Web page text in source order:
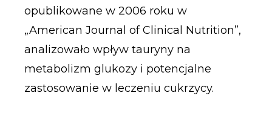
opublikowane w 2006 roku w
„American Journal of Clinical Nutrition”,
analizowało wpływ tauryny na
metabolizm glukozy i potencjalne
zastosowanie w leczeniu cukrzycy.